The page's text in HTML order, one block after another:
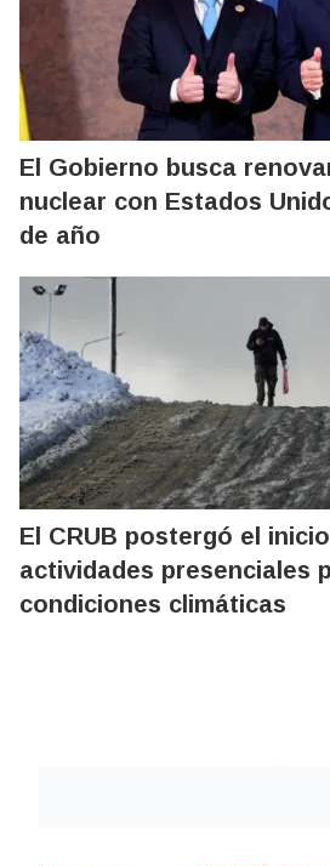
El Gobierno busca
nuclear con Estados
de año
El CRUB postergó el
actividades presenciales
condiciones climáticas